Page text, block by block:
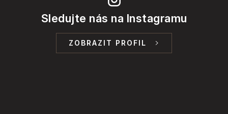
Sledujte nás na Instagramu
ZOBRAZIT PROFIL